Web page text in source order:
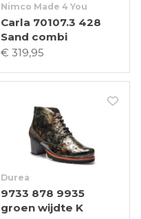
Nimco Made 4 You
Carla 70107.3 428
Sand combi
€ 319,95
Durea
9733 878 9935
groen wijdte K